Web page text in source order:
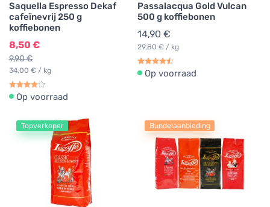
Saquella Espresso Dekaf
cafeïnevrij 250 g
koffiebonen
8,50 €
9,90 €
34,00 € / kg
Op voorraad
Passalacqua Gold Vulcan
500 g koffiebonen
14,90 €
29,80 € / kg
Op voorraad
Topverkoper Bundelaanbieding